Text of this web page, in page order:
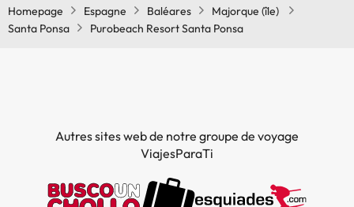
Homepage Espagne Baléares
Majorque (île)
Santa Ponsa
Purobeach Resort Santa Ponsa
Autres sites web de notre groupe de voyage
ViajesParaTi